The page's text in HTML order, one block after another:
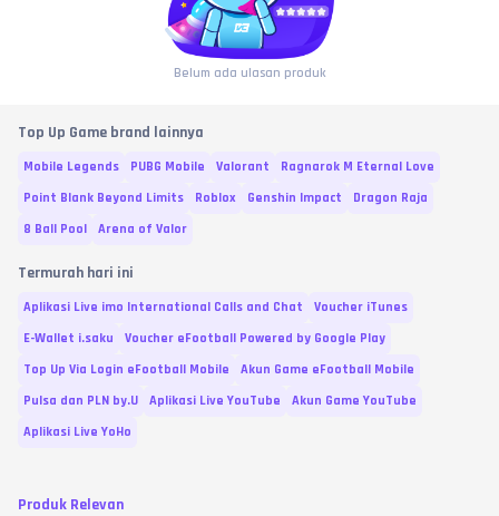
Belum ada ulasan produk
Top Up Game brand lainnya
Mobile Legends PUBG Mobile Valorant
Ragnarok M Eternal Love
Point Blank Beyond Limits
Roblox Genshin Impact
Dragon Raja
8 Ball Pool
Arena of Valor
Termurah hari ini
Aplikasi Live imo International Calls and Chat
Voucher iTunes
E-Wallet i.saku
Voucher eFootball Powered by Google Play
Top Up Via Login eFootball Mobile
Akun Game eFootball Mobile
Pulsa dan PLN by.U
Aplikasi Live YouTube
Akun Game YouTube
Aplikasi Live YoHo
Produk Relevan